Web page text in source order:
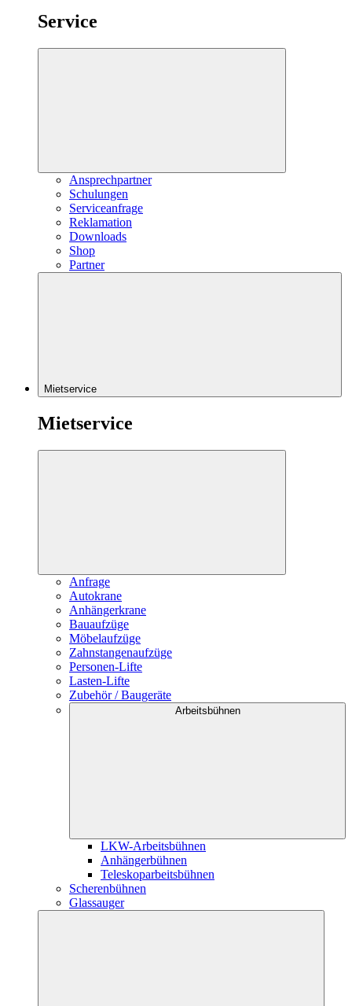
Service
Ansprechpartner
Schulungen
Serviceanfrage
Reklamation
Downloads
Shop
Partner
Mietservice
Mietservice
Anfrage
Autokrane
Anhängerkrane
Bauaufzüge
Möbelaufzüge
Zahnstangenaufzüge
Personen-Lifte
Lasten-Lifte
Zubehör / Baugeräte
Arbeitsbühnen
LKW-Arbeitsbühnen
Anhängerbühnen
Teleskoparbeitsbühnen
Scherenbühnen
Glassauger